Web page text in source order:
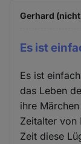
Gerhard
Es ist
Es ist
das Leben
ihre
Zeitalter von
Zeit diese